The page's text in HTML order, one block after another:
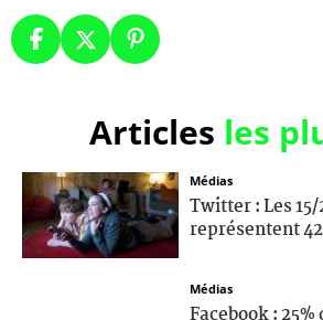
Articles les
Médias
Twitter : Les
représentent
Médias